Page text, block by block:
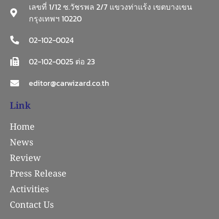
เลขที่ 1/12 ซ.วัชรพล 2/7 แขวงท่าแร้ง เขตบางเขน
กรุงเทพฯ 10220
02-102-0024
02-102-0025 ต่อ 23
editor@carwizard.co.th
Link
Home
News
Review
Press Release
Activities
Contact Us